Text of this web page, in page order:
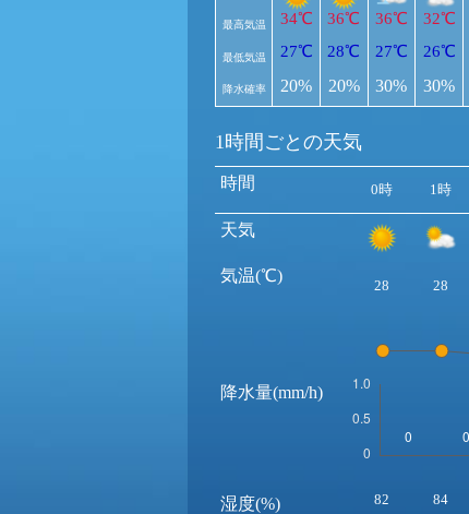
最高気温
最低気温
降水確率
34℃
27℃
20%
36℃
28℃
20%
36℃
27℃
30%
32℃
26℃
30%
1時間ごとの天気
時間
天気
気温(℃)
降水量(mm/h)
湿度(%)
0時 1時
28 28
82 84